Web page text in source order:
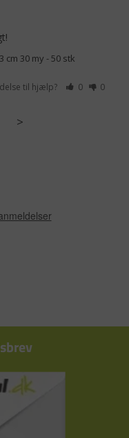
30 my - 50 stk
til hjælp? 0 0
>